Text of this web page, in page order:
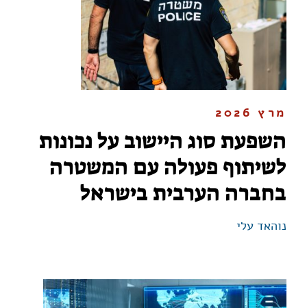
מרץ 2026
השפעת סוג היישוב על נכונות
לשיתוף פעולה עם המשטרה
בחברה הערבית בישראל
נוהאד עלי